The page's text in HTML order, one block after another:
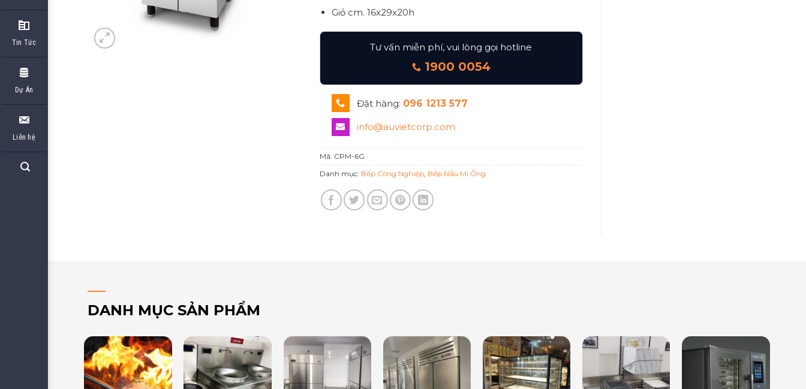
Tin Tức
Dự Án
Liên hệ
Giỏ cm. 16x29x20h
Tư vấn miễn phí, vui lòng gọi hotline
1900 0054
Đặt hàng: 096 1213 577
info@auvietcorp.com
Mã: CPM-6G
Danh mục: Bếp Công Nghiệp, Bếp Nấu Mì Ống
DANH MỤC SẢN PHẨM